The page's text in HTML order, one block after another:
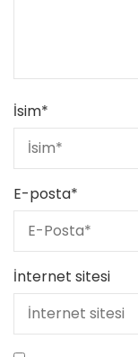
İsim*
E-posta*
İnternet sitesi